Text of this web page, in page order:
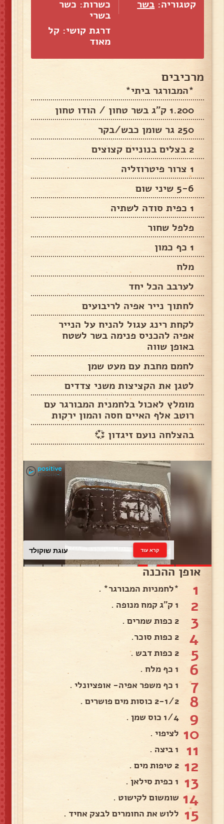
קטגוריה: בשר
כשרות: כשר
בשרי
דרגת קושי: קל
מאוד
מרכיבים
*המבורגר ביתי*
1.200 ק"ג בשר טחון / הודו טחון
250 גר שומן כבש/בקר
2 בצלים בנוניים קצוצים
1 צרור פיטרוזליה
5-6 שיני שום
1 כפית סודה לשתיה
פלפל שחור
1 כף כמון
מלח
לערבב הכל יחד
לחתוך נייר אפיה לריבועים
לקחת רינג עגול להניח על הנייר
אפיה להכניס פנימה בשר לשטח
באופן שווה
לחמם מחבת עם מעט שמן
לטגן את הקציצות משני צדדים
מומלץ לאכול בלחמנית המבורגר עם
רוטב אלף האיים חסה והמון ירקות
בהצלחה נועם זיגדון 💞
עוגת שוקולד קרא עוד
אופן ההכנה
1 *לחמניות המבורגר* .
2 1 ק"ג קמח מנופה .
3 2 כפות שמרים .
4 2 כפות סוכר.
5 2 כפות דבש .
6 1 כף מלח .
7 1 כף משפר אפיה- אופציונלי .
8 2-1/2 כוסות מים פושרים .
9 1/4 כוס שמן .
10 לציפוי .
11 1 ביצה .
12 2 טיפות מים .
13 1 כפית סילאן .
14 שומשום לקישוט .
15 ללוש את החומרים לבצק אחיד .